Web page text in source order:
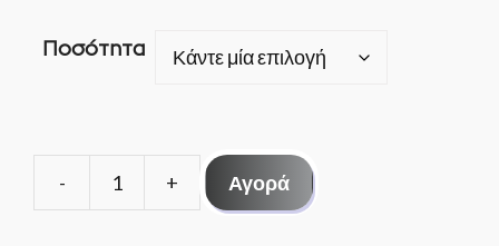
Ποσότητα
ΚΛΕΙΣΤΡΟ
Αγορά